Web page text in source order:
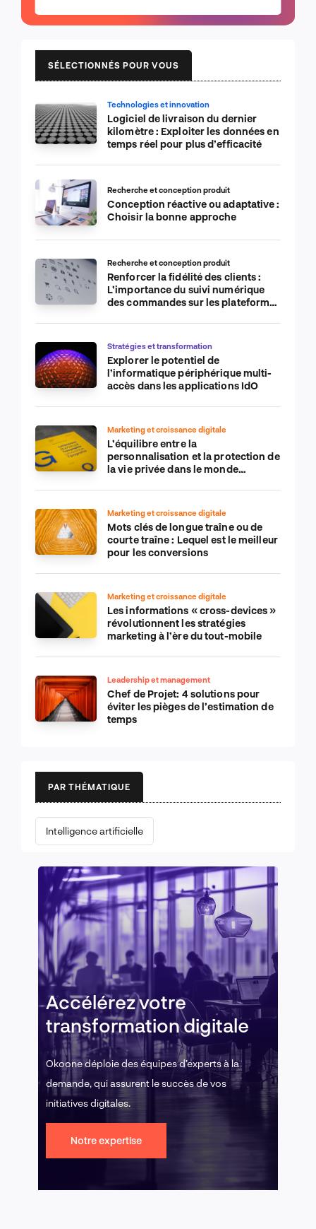
SÉLECTIONNÉS POUR VOUS
Technologies et innovation
Logiciel de livraison du dernier
kilomètre : Exploiter les données en
temps réel pour plus d’efficacité
Recherche et conception produit
Conception réactive ou adaptative :
Choisir la bonne approche
Recherche et conception produit
Renforcer la fidélité des clients :
L’importance du suivi numérique
des commandes sur les plateformes
Stratégies et transformation
Explorer le potentiel de
l’informatique périphérique multi-
accès dans les applications IdO
Marketing et croissance digitale
L’équilibre entre la
personnalisation et la protection de
la vie privée dans le monde
Marketing et croissance digitale
Mots clés de longue traîne ou de
courte traîne : Lequel est le meilleur
pour les conversions
Marketing et croissance digitale
Les informations « cross-devices »
révolutionnent les stratégies
marketing à l’ère du tout-mobile
Leadership et management
Chef de Projet: 4 solutions pour
éviter les pièges de l’estimation de
temps
PAR THÉMATIQUE
Intelligence artificielle
Accélérez votre
transformation digitale
Okoone déploie des équipes d’experts à la
demande, qui assurent le succès de vos
initiatives digitales.
Notre expertise